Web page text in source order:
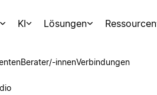
KI Lösungen Ressourcen
Berater/-innenVerbindungen